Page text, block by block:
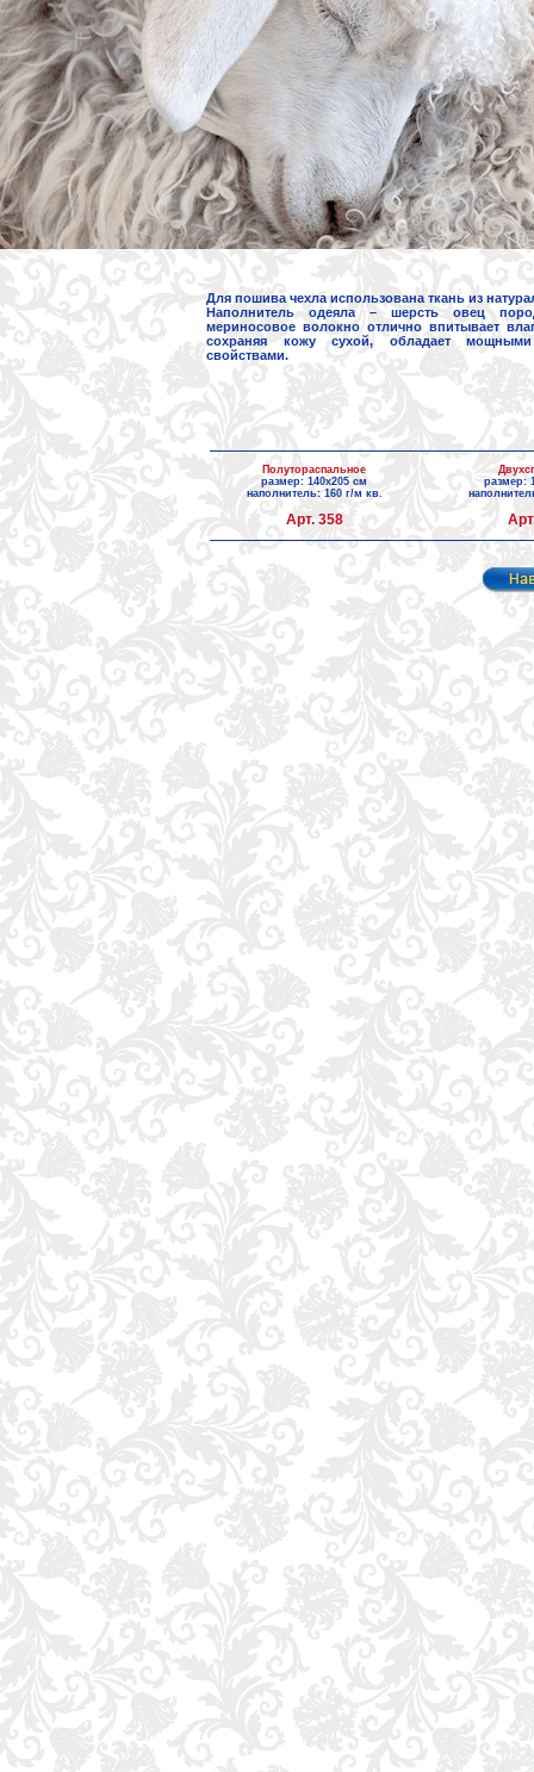
Для пошива чехла использована ткань из
Наполнитель одеяла – шерсть овец
мериносовое волокно отлично впитывает
сохраняя кожу сухой, обладает мощными
свойствами.
Полутораспальное
размер: 140х205 см
наполнитель: 160 г/м кв.
Арт. 358
размер: